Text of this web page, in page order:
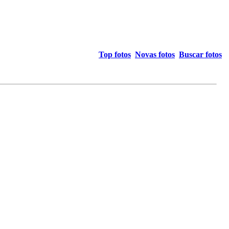
Top fotos Novas fotos Buscar fotos